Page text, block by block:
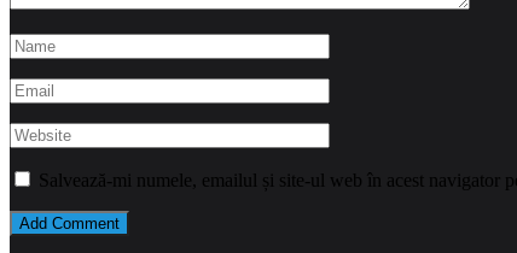
Salvează-mi numele, emailul și site-ul web în acest navigator